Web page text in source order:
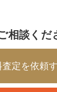
相談くだ
査定を依頼